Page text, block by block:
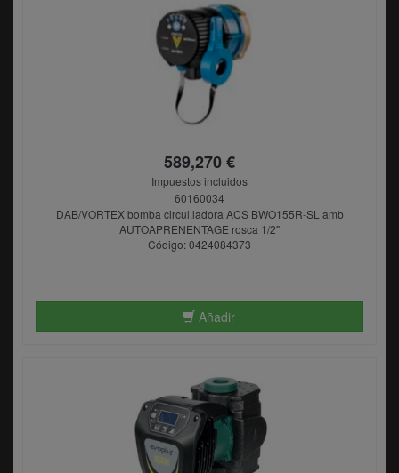
589,270 €
Impuestos incluidos
60160034
DAB/VORTEX bomba circul.ladora ACS BWO155R-SL amb
AUTOAPRENENTAGE rosca 1/2"
Código: 0424084373
Añadir